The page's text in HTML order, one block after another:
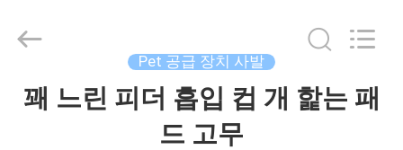
집
2020
Pets2Go
Trading
Co.Ltd.
Pet 공급 장치 사발
꽤 느린 피더 흡입 컵 개 핥는 패
드 고무